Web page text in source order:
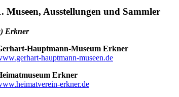
Museen, Ausstellungen und Sammler
Erkner
Hauptmann-Museum Erkner
hauptmann-museen.de
Erkner
erkner.de